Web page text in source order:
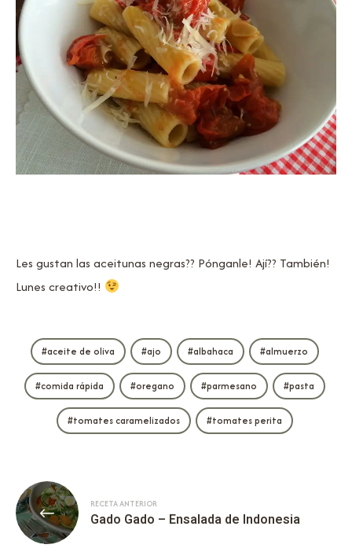
Les gustan las aceitunas negras?? Pónganle! Ají?? También!
Lunes creativo!!
aceite de oliva ajo albahaca almuerzo
comida rápida oregano parmesano pasta
tomates caramelizados tomates perita
RECETA ANTERIOR
Gado Gado – Ensalada de Indonesia